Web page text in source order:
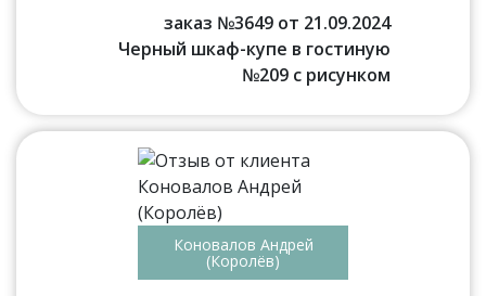
заказ №3649 от 21.09.2024
Черный шкаф-купе в гостиную
№209 с рисунком
Коновалов Андрей
(Королёв)